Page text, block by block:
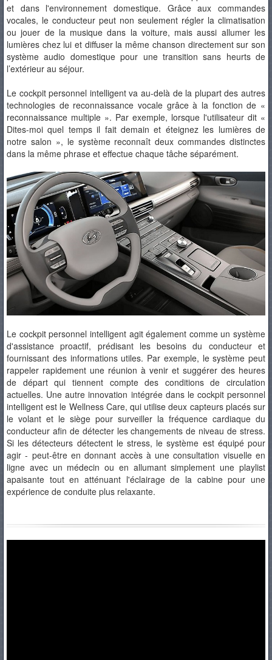
et dans l'environnement domestique. Grâce aux commandes
vocales, le conducteur peut non seulement régler la climatisation
ou jouer de la musique dans la voiture, mais aussi allumer les
lumières chez lui et diffuser la même chanson directement sur son
système audio domestique pour une transition sans heurts de
l’extérieur au séjour.
Le cockpit personnel intelligent va au-delà de la plupart des autres
technologies de reconnaissance vocale grâce à la fonction de «
reconnaissance multiple ». Par exemple, lorsque l'utilisateur dit «
Dites-moi quel temps il fait demain et éteignez les lumières de
notre salon », le système reconnaît deux commandes distinctes
dans la même phrase et effectue chaque tâche séparément.
Le cockpit personnel intelligent agit également comme un système
d'assistance proactif, prédisant les besoins du conducteur et
fournissant des informations utiles. Par exemple, le système peut
rappeler rapidement une réunion à venir et suggérer des heures
de départ qui tiennent compte des conditions de circulation
actuelles. Une autre innovation intégrée dans le cockpit personnel
intelligent est le Wellness Care, qui utilise deux capteurs placés sur
le volant et le siège pour surveiller la fréquence cardiaque du
conducteur afin de détecter les changements de niveau de stress.
Si les détecteurs détectent le stress, le système est équipé pour
agir - peut-être en donnant accès à une consultation visuelle en
ligne avec un médecin ou en allumant simplement une playlist
apaisante tout en atténuant l'éclairage de la cabine pour une
expérience de conduite plus relaxante.